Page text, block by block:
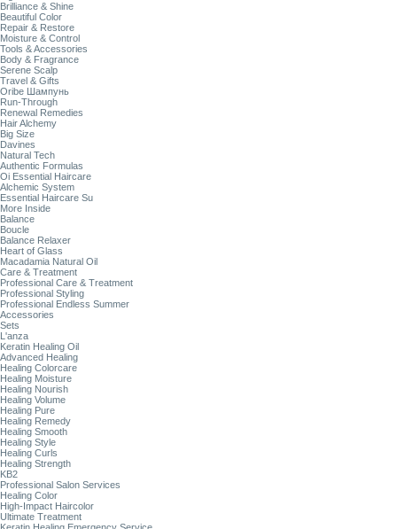
Brilliance & Shine
Beautiful Color
Repair & Restore
Moisture & Control
Tools & Accessories
Body & Fragrance
Serene Scalp
Travel & Gifts
Oribe Шампунь
Run-Through
Renewal Remedies
Hair Alchemy
Big Size
Davines
Natural Tech
Authentic Formulas
Oi Essential Haircare
Alchemic System
Essential Haircare Su
More Inside
Balance
Boucle
Balance Relaxer
Heart of Glass
Macadamia Natural Oil
Care & Treatment
Professional Care & Treatment
Professional Styling
Professional Endless Summer
Accessories
Sets
L'anza
Keratin Healing Oil
Advanced Healing
Healing Colorcare
Healing Moisture
Healing Nourish
Healing Volume
Healing Pure
Healing Remedy
Healing Smooth
Healing Style
Healing Curls
Healing Strength
KB2
Professional Salon Services
Healing Color
High-Impact Haircolor
Ultimate Treatment